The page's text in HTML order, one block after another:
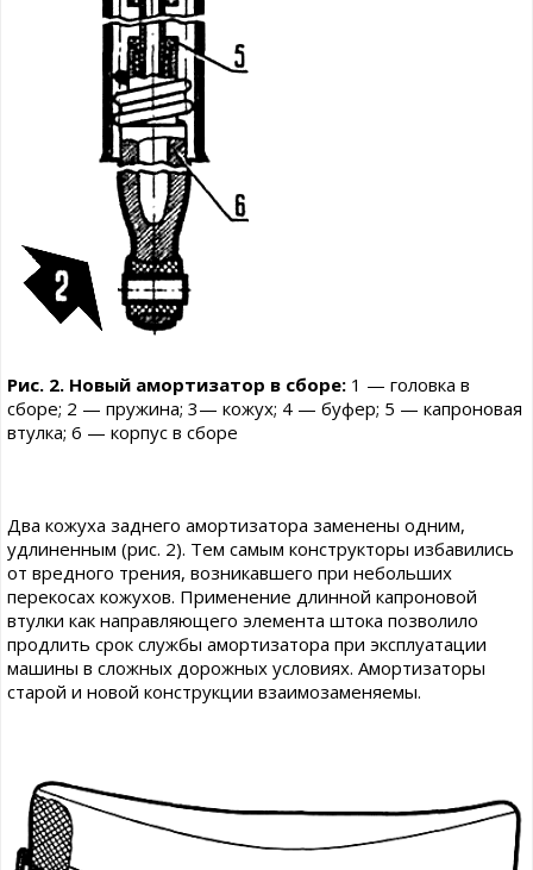
Рис. 2. Новый амортизатор в сборе: 1 — головка в
сборе; 2 — пружина; 3— кожух; 4 — буфер; 5 — капроновая
втулка; 6 — корпус в сборе
Два кожуха заднего амортизатора заменены одним,
удлиненным (рис. 2). Тем самым конструкторы избавились
от вредного трения, возникавшего при небольших
перекосах кожухов. Применение длинной капроновой
втулки как направляющего элемента штока позволило
продлить срок службы амортизатора при эксплуатации
машины в сложных дорожных условиях. Амортизаторы
старой и новой конструкции взаимозаменяемы.